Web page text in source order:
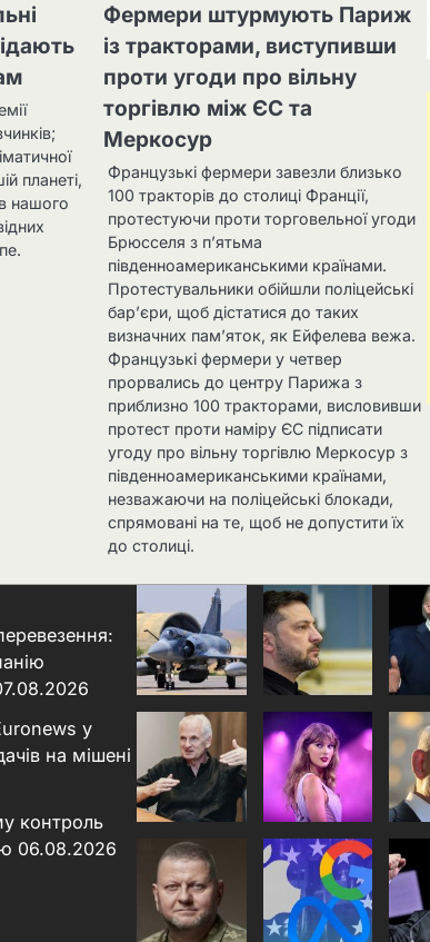
планеті,
нашого
Фермери штурмують Париж
із тракторами, виступивши
проти угоди про вільну
торгівлю між ЄС та
Меркосур
Французькі фермери завезли близько
100 тракторів до столиці Франції,
протестуючи проти торговельної угоди
Брюсселя з п’ятьма
південноамериканськими країнами.
Протестувальники обійшли поліцейські
бар’єри, щоб дістатися до таких
визначних пам’яток, як Ейфелева вежа.
Французькі фермери у четвер
прорвались до центру Парижа з
приблизно 100 тракторами, висловивши
протест проти наміру ЄС підписати
угоду про вільну торгівлю Меркосур з
південноамериканськими країнами,
незважаючи на поліцейські блокади,
спрямовані на те, щоб не допустити їх
до столиці.
у
на мішені
контроль
06.08.2026